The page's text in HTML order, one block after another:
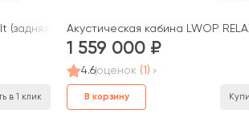
(задняя стенка стекло)
в 1 клик
Акустическая кабина LWOP
1 559 000
4.6оценок (1)
В корзину